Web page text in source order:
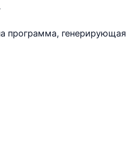
программа, генерирующая